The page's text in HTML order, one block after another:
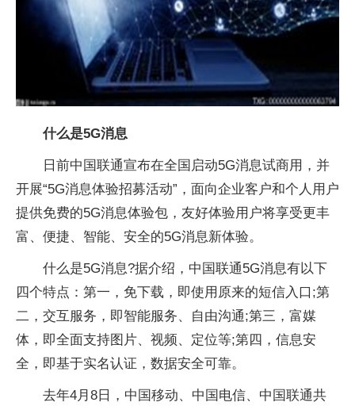
什么是5G消息
日前中国联通宣布在全国启动5G消息试商用，并
开展“5G消息体验招募活动”，面向企业客户和个人用户
提供免费的5G消息体验包，友好体验用户将享受更丰
富、便捷、智能、安全的5G消息新体验。
什么是5G消息?据介绍，中国联通5G消息有以下
四个特点：第一，免下载，即使用原来的短信入口;第
二，交互服务，即智能服务、自由沟通;第三，富媒
体，即全面支持图片、视频、定位等;第四，信息安
全，即基于实名认证，数据安全可靠。
去年4月8日，中国移动、中国电信、中国联通共